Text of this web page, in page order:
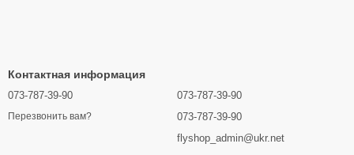
Контактная информация
073-787-39-90
Перезвонить вам?
073-787-39-90
073-787-39-90
flyshop_admin@ukr.net